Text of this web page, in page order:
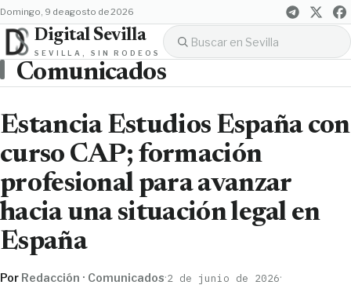
domingo, 9 de agosto de 2026
Digital Sevilla
SEVILLA, SIN RODEOS
Comunicados
Estancia Estudios España con
curso CAP; formación
profesional para avanzar
hacia una situación legal en
España
Por Redacción · Comunicados·2 de junio de 2026·